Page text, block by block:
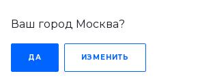
Ваш город Москва?
ДА ИЗМЕНИТЬ